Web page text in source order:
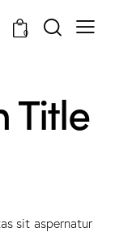
0
Title
sit aspernatur